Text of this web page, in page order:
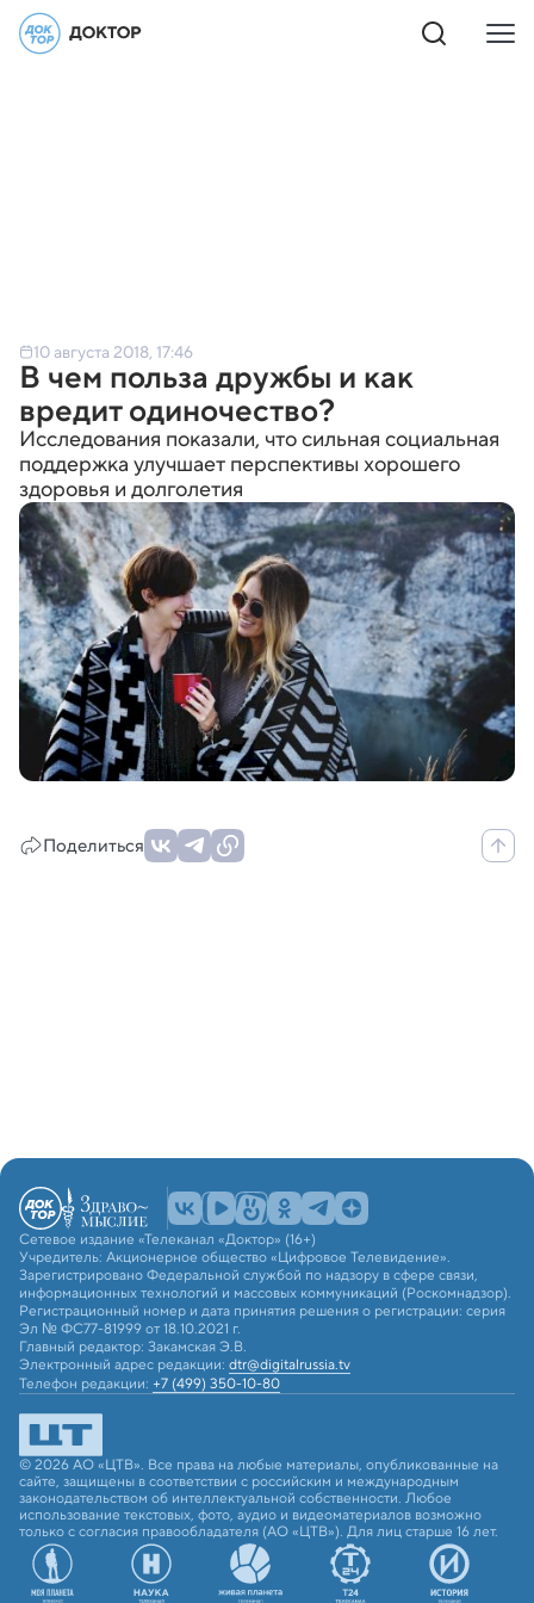
10 августа 2018, 17:46
В чем польза дружбы и как
вредит одиночество?
Исследования показали, что сильная социальная
поддержка улучшает перспективы хорошего
здоровья и долголетия
Поделиться
Сетевое издание «Телеканал «Доктор» (16+)
Учредитель: Акционерное общество «Цифровое Телевидение».
Зарегистрировано Федеральной службой по надзору в сфере связи,
информационных технологий и массовых коммуникаций (Роскомнадзор).
Регистрационный номер и дата принятия решения о регистрации: серия
Эл № ФС77-81999 от 18.10.2021 г.
Главный редактор: Закамская Э.В.
Электронный адрес редакции: dtr@digitalrussia.tv
Телефон редакции: +7 (499) 350-10-80
© 2026 АО «ЦТВ». Все права на любые материалы, опубликованные на
сайте, защищены в соответствии с российским и международным
законодательством об интеллектуальной собственности. Любое
использование текстовых, фото, аудио и видеоматериалов возможно
только с согласия правообладателя (АО «ЦТВ»). Для лиц старше 16 лет.